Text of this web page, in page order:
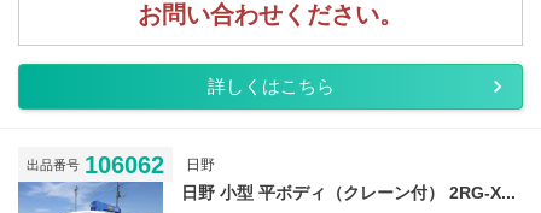
お問い合わせください。
詳しくはこちら
出品番号 106062 日野
日野 小型 平ボディ（クレーン付） 2RG-X...